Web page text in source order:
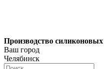
Производство силиконовых
Ваш город
Челябинск